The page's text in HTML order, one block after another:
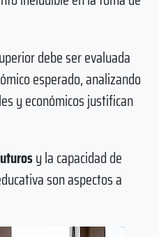
debe ser evaluada
esperado, analizando
y económicos justifican
y la capacidad de
son aspectos a